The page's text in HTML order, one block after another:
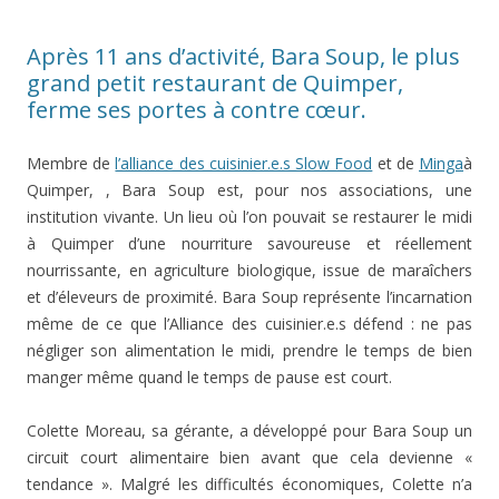
Après 11 ans d’activité, Bara Soup, le plus
grand petit restaurant de Quimper,
ferme ses portes à contre cœur.
Membre del’alliance des cuisinier.e.s Slow Food et de Mingaà
Quimper, , Bara Soup est, pour nos associations, une
institution vivante. Un lieu où l’on pouvait se restaurer le midi
à Quimper d’une nourriture savoureuse et réellement
nourrissante, en agriculture biologique, issue de maraîchers
et d’éleveurs de proximité. Bara Soup représente l’incarnation
même de ce que l’Alliance des cuisinier.e.s défend : ne pas
négliger son alimentation le midi, prendre le temps de bien
manger même quand le temps de pause est court.
Colette Moreau, sa gérante, a développé pour Bara Soup un
circuit court alimentaire bien avant que cela devienne «
tendance ». Malgré les difficultés économiques, Colette n’a